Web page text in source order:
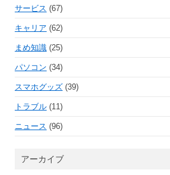
サービス (67)
キャリア (62)
まめ知識 (25)
パソコン (34)
スマホグッズ (39)
トラブル (11)
ニュース (96)
アーカイブ